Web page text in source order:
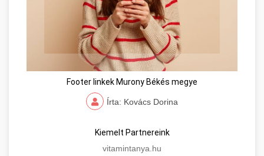
Footer linkek Murony Békés megye
Írta: Kovács Dorina
Kiemelt Partnereink
vitamintanya.hu